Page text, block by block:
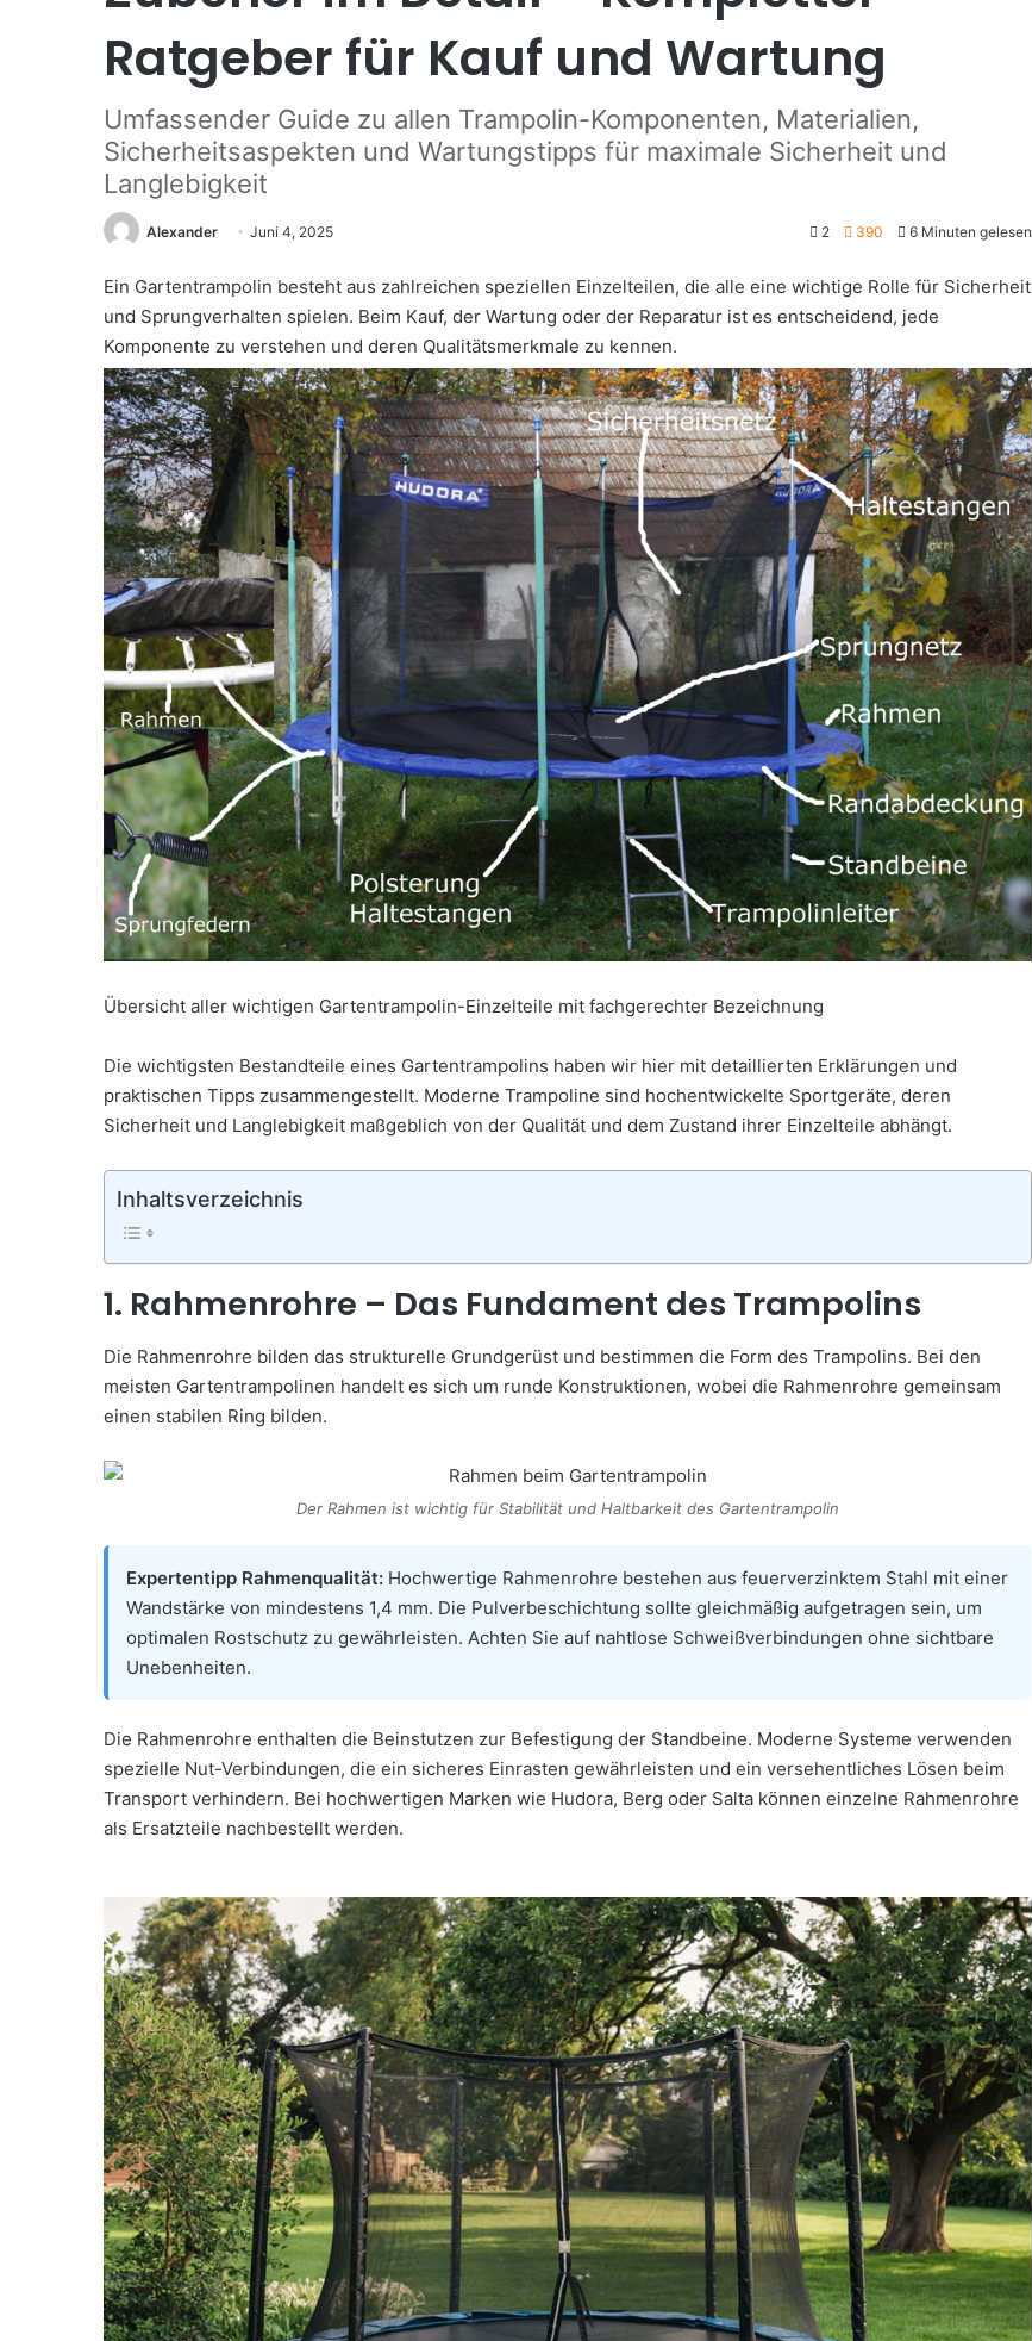
Ratgeber für Kauf und Wartung
Umfassender Guide zu allen Trampolin-Komponenten, Materialien,
Sicherheitsaspekten und Wartungstipps für maximale Sicherheit und
Langlebigkeit
Alexander Juni 4, 2025 2 390 6 Minuten gelesen
Ein Gartentrampolin besteht aus zahlreichen speziellen Einzelteilen, die alle eine wichtige Rolle für Sicherheit
und Sprungverhalten spielen. Beim Kauf, der Wartung oder der Reparatur ist es entscheidend, jede
Komponente zu verstehen und deren Qualitätsmerkmale zu kennen.
Übersicht aller wichtigen Gartentrampolin-Einzelteile mit fachgerechter Bezeichnung
Die wichtigsten Bestandteile eines Gartentrampolins haben wir hier mit detaillierten Erklärungen und
praktischen Tipps zusammengestellt. Moderne Trampoline sind hochentwickelte Sportgeräte, deren
Sicherheit und Langlebigkeit maßgeblich von der Qualität und dem Zustand ihrer Einzelteile abhängt.
Inhaltsverzeichnis
1. Rahmenrohre – Das Fundament des Trampolins
Die Rahmenrohre bilden das strukturelle Grundgerüst und bestimmen die Form des Trampolins. Bei den
meisten Gartentrampolinen handelt es sich um runde Konstruktionen, wobei die Rahmenrohre gemeinsam
einen stabilen Ring bilden.
Der Rahmen ist wichtig für Stabilität und Haltbarkeit des Gartentrampolin
Expertentipp Rahmenqualität: Hochwertige Rahmenrohre bestehen aus feuerverzinktem Stahl mit einer
Wandstärke von mindestens 1,4 mm. Die Pulverbeschichtung sollte gleichmäßig aufgetragen sein, um
optimalen Rostschutz zu gewährleisten. Achten Sie auf nahtlose Schweißverbindungen ohne sichtbare
Unebenheiten.
Die Rahmenrohre enthalten die Beinstutzen zur Befestigung der Standbeine. Moderne Systeme verwenden
spezielle Nut-Verbindungen, die ein sicheres Einrasten gewährleisten und ein versehentliches Lösen beim
Transport verhindern. Bei hochwertigen Marken wie Hudora, Berg oder Salta können einzelne Rahmenrohre
als Ersatzteile nachbestellt werden.